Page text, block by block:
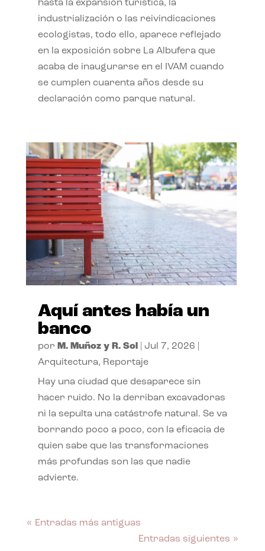
hasta la expansión turística, la
industrialización o las reivindicaciones
ecologistas, todo ello, aparece reflejado
en la exposición sobre La Albufera que
acaba de inaugurarse en el IVAM cuando
se cumplen cuarenta años desde su
declaración como parque natural.
Aquí antes había un
banco
por M. Muñoz y R. Sol Jul 7, 2026
Arquitectura, Reportaje
Hay una ciudad que desaparece sin
hacer ruido. No la derriban excavadoras
ni la sepulta una catástrofe natural. Se va
borrando poco a poco, con la eficacia de
quien sabe que las transformaciones
más profundas son las que nadie
advierte.
« Entradas más antiguas
Entradas siguientes »